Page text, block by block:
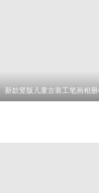
新款竖版儿童古装工笔画相